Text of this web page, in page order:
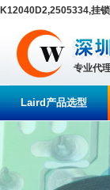
K12040D2,2505334,挂
专业代
Laird产品选型